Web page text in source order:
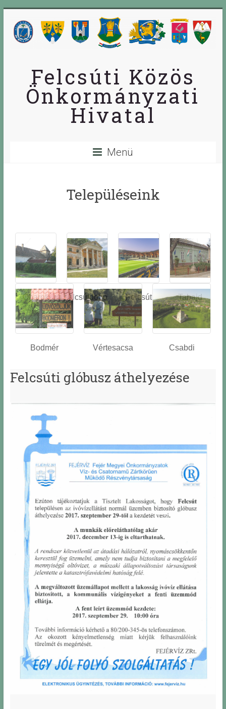
Felcsúti Közös
Önkormányzati
Hivatal
Menü
Településeink
Óbarok
Alcsútdobo
z
Felcsút Tabajd
Bodmér Vértesacsa Csabdi
Felcsúti glóbusz áthelyezése